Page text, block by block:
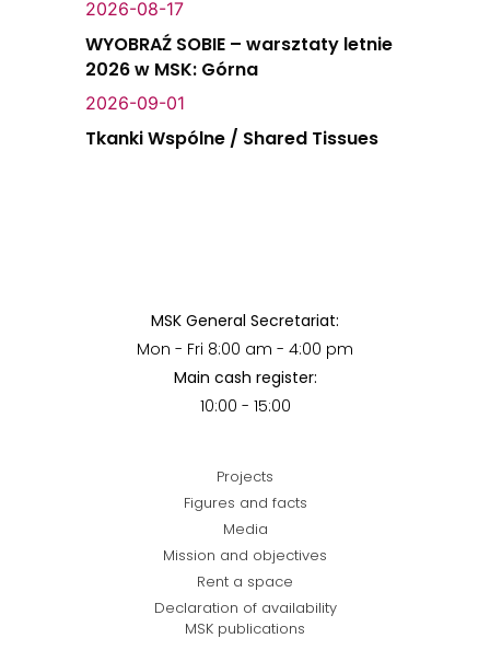
2026-08-17
WYOBRAŹ SOBIE – warsztaty letnie
2026 w MSK: Górna
2026-09-01
Tkanki Wspólne / Shared Tissues
MSK General Secretariat:
Mon - Fri 8:00 am - 4:00 pm
Main cash register:
10:00 - 15:00
Projects
Figures and facts
Media
Mission and objectives
Rent a space
Declaration of availability
MSK publications